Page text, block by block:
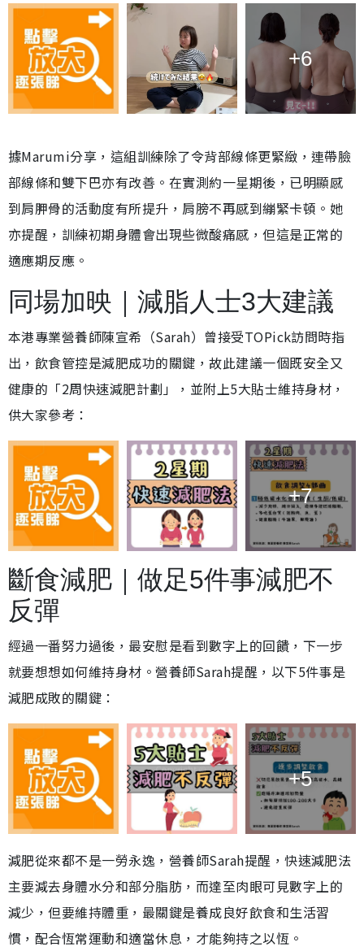
+6
據Marumi分享，這組訓練除了令背部線條更緊緻，連帶臉
部線條和雙下巴亦有改善。在實測約一星期後，已明顯感
到肩胛骨的活動度有所提升，肩膀不再感到繃緊卡頓。她
亦提醒，訓練初期身體會出現些微酸痛感，但這是正常的
適應期反應。
同場加映｜減脂人士3大建議
本港專業營養師陳宣希（Sarah）曾接受TOPick訪問時指
出，飲食管控是減肥成功的關鍵，故此建議一個既安全又
健康的「2周快速減肥計劃」，並附上5大貼士維持身材，
供大家參考：
+7
斷食減肥｜做足5件事減肥不
反彈
經過一番努力過後，最安慰是看到數字上的回饋，下一步
就要想想如何維持身材。營養師Sarah提醒，以下5件事是
減肥成敗的關鍵：
+5
減肥從來都不是一勞永逸，營養師Sarah提醒，快速減肥法
主要減去身體水分和部分脂肪，而達至肉眼可見數字上的
減少，但要維持體重，最關鍵是養成良好飲食和生活習
慣，配合恆常運動和適當休息，才能夠持之以恆。